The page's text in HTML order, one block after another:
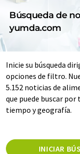
Búsqueda de
yumda.com
Inicie su búsqueda
opciones de filtro.
5.152 noticias de
que puede buscar
tiempo y geografía.
INICIAR